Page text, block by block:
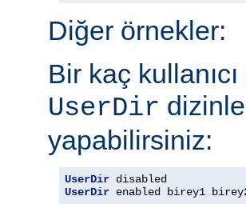
Diğer örnekler:
Bir kaç
UserDir
yapabilirsiniz:
UserDir
UserDir enabled birey1